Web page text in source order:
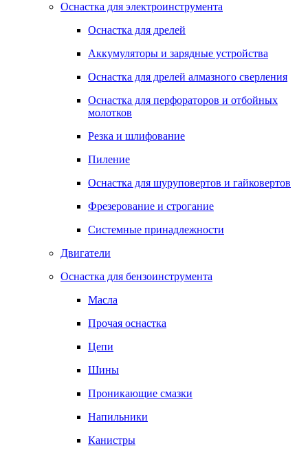
Оснастка для электроинструмента
Оснастка для дрелей
Аккумуляторы и зарядные устройства
Оснастка для дрелей алмазного сверления
Оснастка для перфораторов и отбойных
молотков
Резка и шлифование
Пиление
Оснастка для шуруповертов и гайковертов
Фрезерование и строгание
Системные принадлежности
Двигатели
Оснастка для бензоинструмента
Масла
Прочая оснастка
Цепи
Шины
Проникающие смазки
Напильники
Канистры